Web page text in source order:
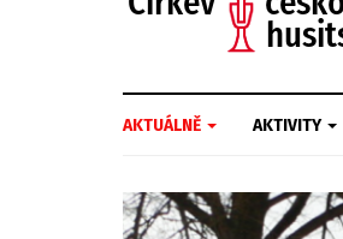
AKTUÁLNĚ AKTIVITY